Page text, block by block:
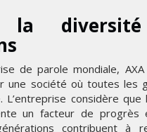
la
de parole mondiale,
une société où toutes les
L’entreprise considère que
un facteur de progrès
contribuent à